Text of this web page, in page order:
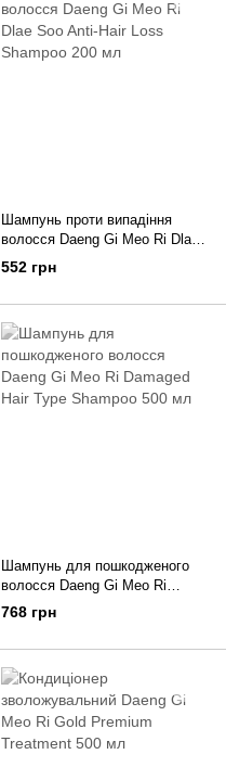
Шампунь проти випадіння
волосся Daeng Gi Meo Ri Dlaе
Soo Anti-Hair Loss Shampoo 200
552 грн
Шампунь для пошкодженого
волосся Daeng Gi Meo Ri
Damaged Hair Type Shampoo
500 мл
768 грн